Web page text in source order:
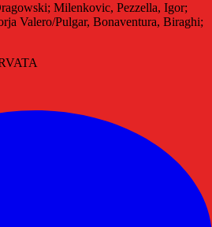
Milenkovic, Pezzella, Igor;
Valero/Pulgar, Bonaventura, Biraghi;